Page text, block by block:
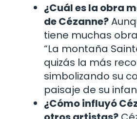
¿Cuál es la obra
de Cézanne?
tiene muchas
“La montaña
quizás la más
simbolizando su
paisaje de su
¿Cómo influyó